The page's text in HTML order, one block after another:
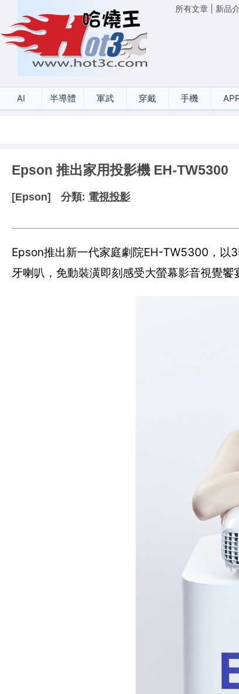
所有文章 新品
AI 半導體 軍武 穿戴 手機
Epson 推出家用投影機 EH-TW5300
[Epson] 分類: 電視投影
Epson推出新一代家庭劇院EH-TW5300，以
牙喇叭，免動裝潢即刻感受大螢幕影音視覺